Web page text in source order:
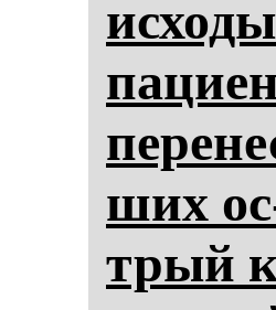
ших
трый